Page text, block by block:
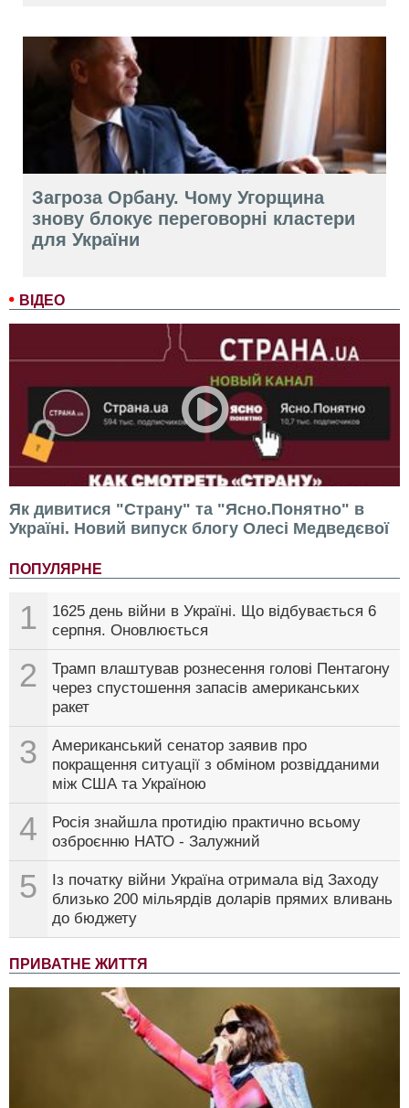
ВІДЕО
Як дивитися "Страну" та "Ясно.Понятно" в
Україні. Новий випуск блогу Олесі Медведєвої
ПОПУЛЯРНЕ
1
1625 день війни в Україні. Що відбувається 6
серпня. Оновлюється
2
Трамп влаштував рознесення голові Пентагону
через спустошення запасів американських
ракет
3
Американський сенатор заявив про
покращення ситуації з обміном розвідданими
між США та Україною
4
Росія знайшла протидію практично всьому
озброєнню НАТО - Залужний
5
Із початку війни Україна отримала від Заходу
близько 200 мільярдів доларів прямих вливань
до бюджету
ПРИВАТНЕ ЖИТТЯ
Загроза Орбану. Чому Угорщина
знову блокує переговорні кластери
для України